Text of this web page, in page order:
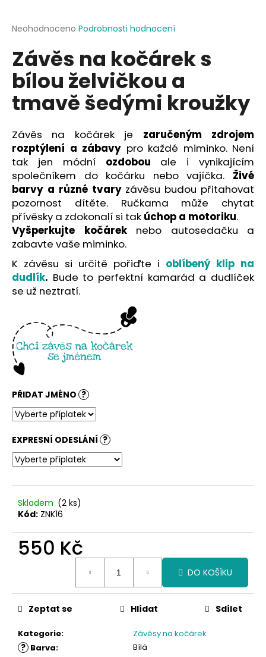
Průměrné
produktu
je
0,0
5
hvězdiček.
Neohodnoceno Podrobnosti hodnocení
Závěs na kočárek s
bílou želvičkou a
tmavě šedými kroužky
Závěs na kočárek je zaručeným zdrojem
rozptýlení a zábavy pro každé miminko. Není
tak jen módní ozdobou ale i vynikajícím
společníkem do kočárku nebo vajíčka. Živé
barvy a různé tvaryzávěsu budou přitahovat
pozornost dítěte. Ručkama může chytat
přívěsky a zdokonalí si tak úchop a motoriku.
Vyšperkujte kočáreknebo autosedačku a
zabavte vaše miminko.
K závěsu si určitě pořiďte i oblíbený klip na
dudlík. Bude to perfektní kamarád a dudlíček
se už neztratí.
PŘIDAT JMÉNO ?
EXPRESNÍ ODESLÁNÍ ?
Skladem (2 ks)
Kód: ZNK16
550 Kč
DO KOŠÍKU
Kategorie: Závěsy na kočárek
? Barva: Bílá
Zeptat se Hlídat Sdílet
j
t
?
HLEDAT
D
o
p
o
r
č
u
j
m
e